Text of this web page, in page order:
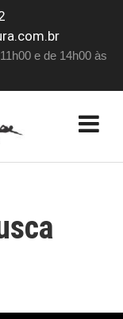
e de 14h00 às